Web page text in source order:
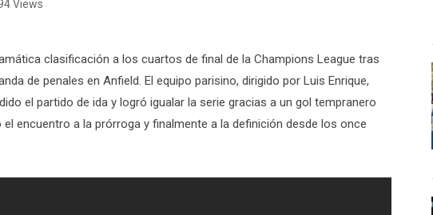
Views
clasificación a los cuartos de final de la Champions League tras
de penales en Anfield. El equipo parisino, dirigido por Luis Enrique,
el partido de ida y logró igualar la serie gracias a un gol tempranero
el encuentro a la prórroga y finalmente a la definición desde los once